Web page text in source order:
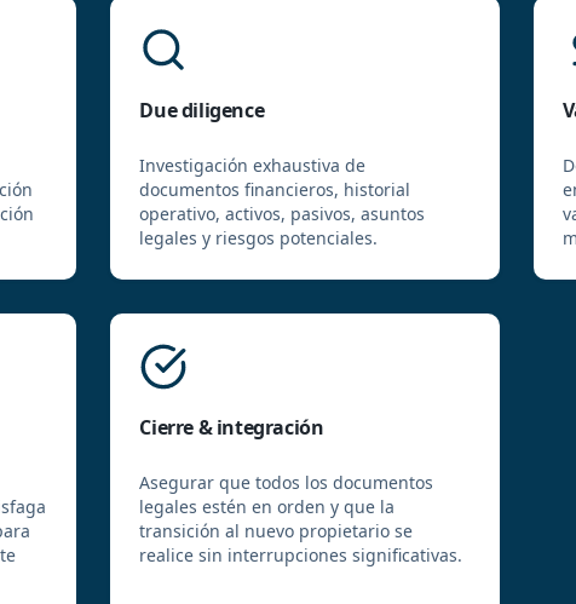
Due diligence
Investigación exhaustiva de
documentos financieros, historial
operativo, activos, pasivos, asuntos
legales y riesgos potenciales.
Cierre & integración
Asegurar que todos los documentos
legales estén en orden y que la
transición al nuevo propietario se
realice sin interrupciones significativas.